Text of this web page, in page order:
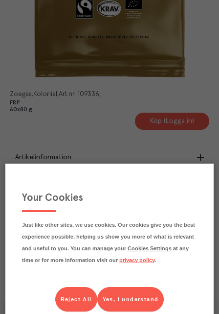
Zoegas Kolonial Art.nr. 109336
FRP
60x80 g
Köp (Logga in)
Artikelinformation
Märkningar
Näringsdeklaration
Your Cookies
Just like other sites, we use cookies. Our cookies give you the best
experience possible, helping us show you more of what is relevant
and useful to you. You can manage yourCookies Settings at any
time or for more information visit ourprivacy policy.
Yes, I understand
Reject All